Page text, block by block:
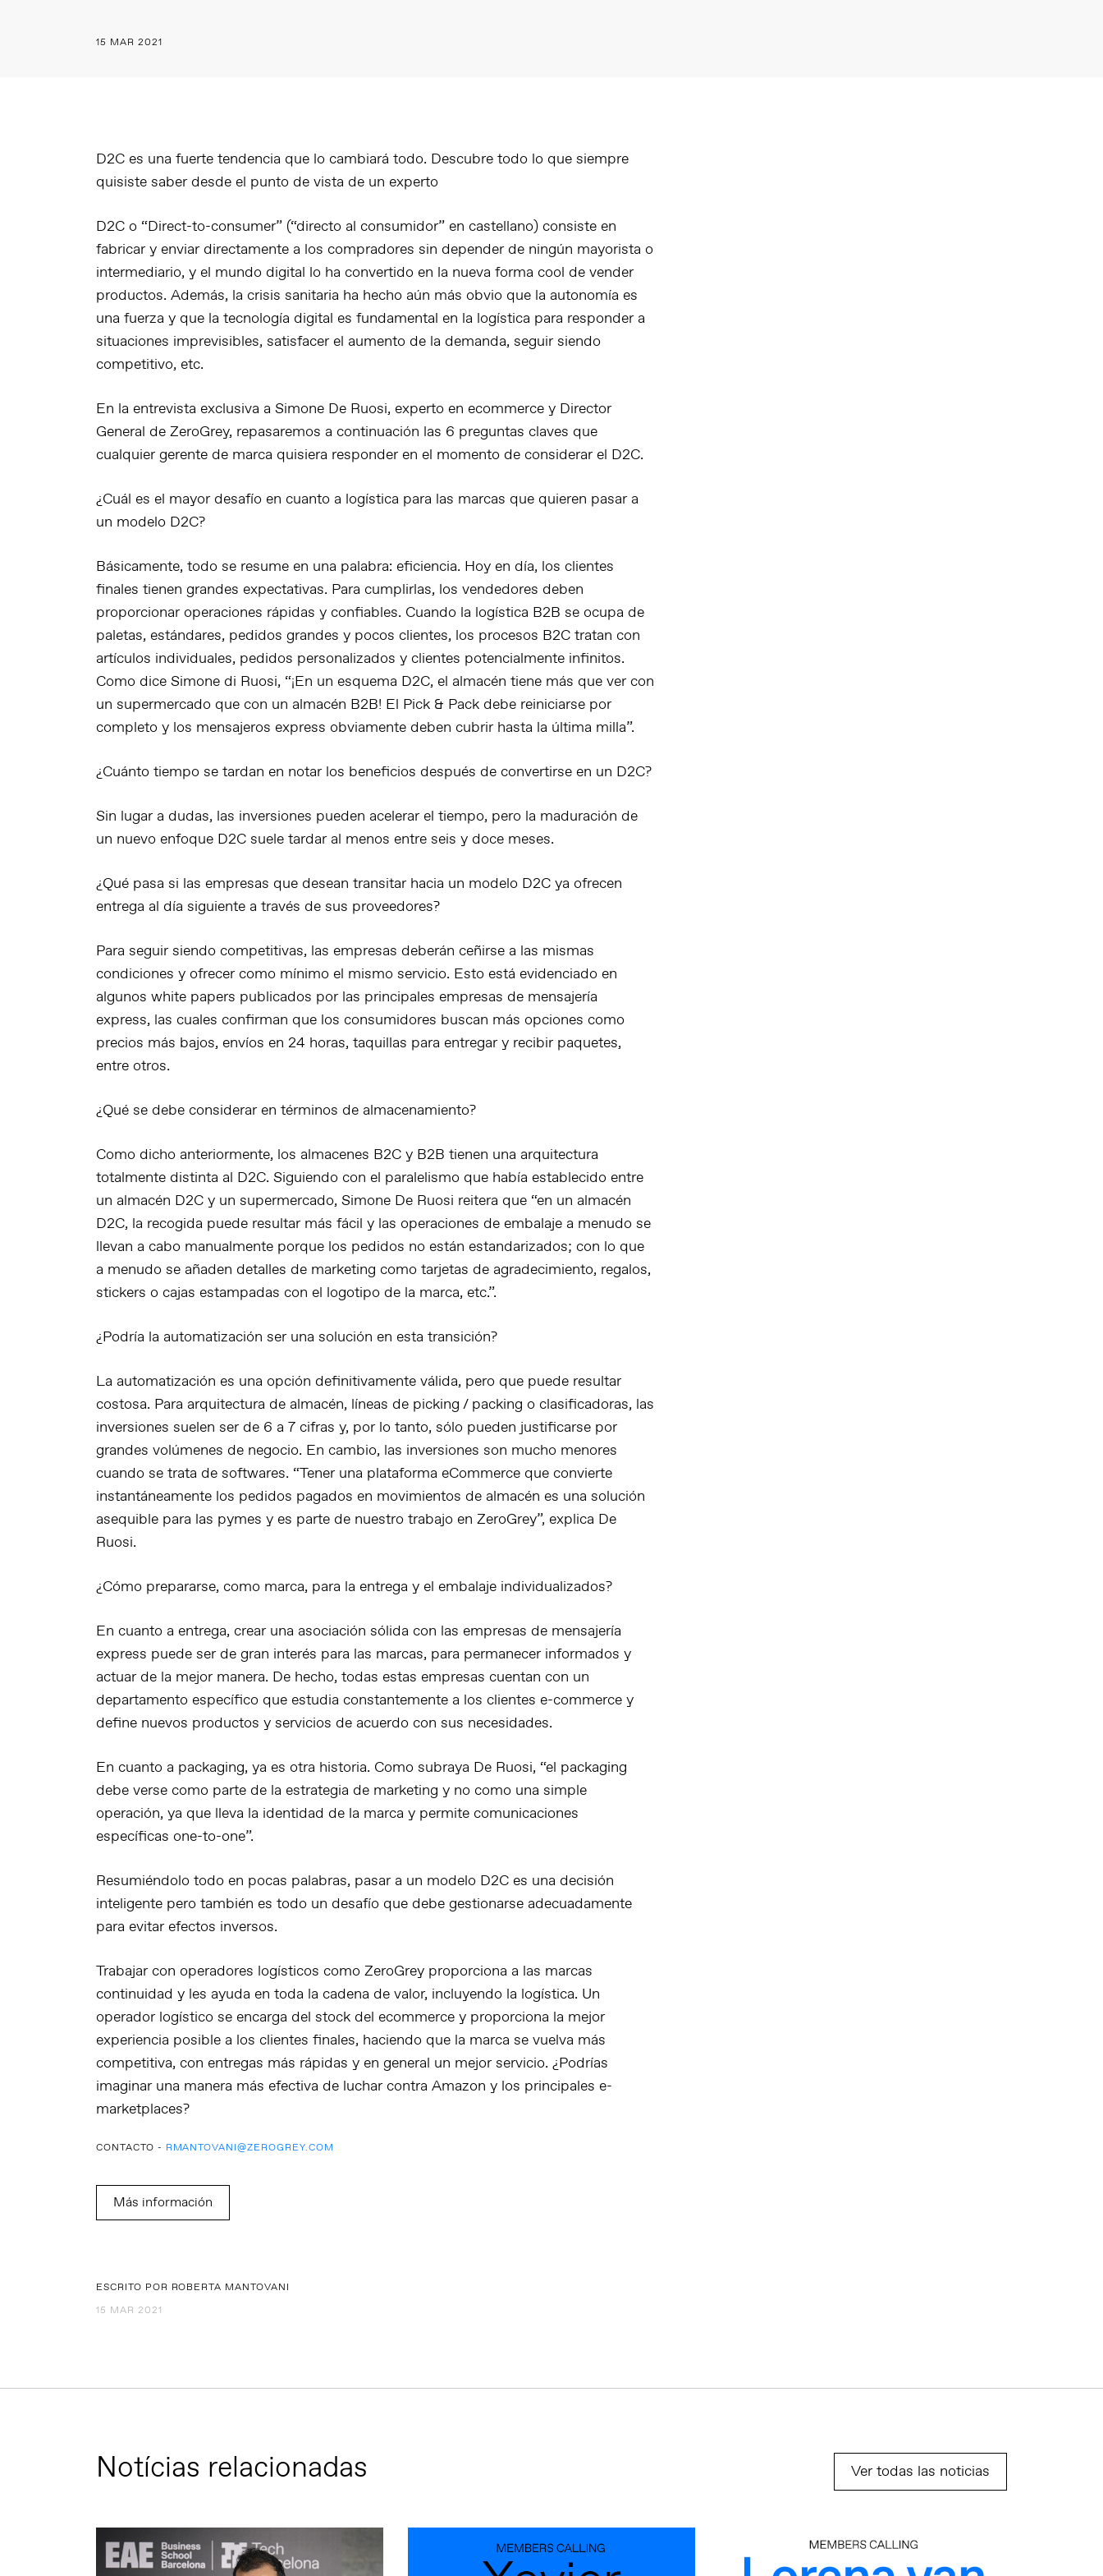
15 MAR 2021
D2C es una fuerte tendencia que lo cambiará todo. Descubre todo lo que siempre
quisiste saber desde el punto de vista de un experto
D2C o “Direct-to-consumer” (“directo al consumidor” en castellano) consiste en
fabricar y enviar directamente a los compradores sin depender de ningún mayorista o
intermediario, y el mundo digital lo ha convertido en la nueva forma cool de vender
productos. Además, la crisis sanitaria ha hecho aún más obvio que la autonomía es
una fuerza y que la tecnología digital es fundamental en la logística para responder a
situaciones imprevisibles, satisfacer el aumento de la demanda, seguir siendo
competitivo, etc.
En la entrevista exclusiva a Simone De Ruosi, experto en ecommerce y Director
General de ZeroGrey, repasaremos a continuación las 6 preguntas claves que
cualquier gerente de marca quisiera responder en el momento de considerar el D2C.
¿Cuál es el mayor desafío en cuanto a logística para las marcas que quieren pasar a
un modelo D2C?
Básicamente, todo se resume en una palabra: eficiencia. Hoy en día, los clientes
finales tienen grandes expectativas. Para cumplirlas, los vendedores deben
proporcionar operaciones rápidas y confiables. Cuando la logística B2B se ocupa de
paletas, estándares, pedidos grandes y pocos clientes, los procesos B2C tratan con
artículos individuales, pedidos personalizados y clientes potencialmente infinitos.
Como dice Simone di Ruosi, “¡En un esquema D2C, el almacén tiene más que ver con
un supermercado que con un almacén B2B! El Pick & Pack debe reiniciarse por
completo y los mensajeros express obviamente deben cubrir hasta la última milla”.
¿Cuánto tiempo se tardan en notar los beneficios después de convertirse en un D2C?
Sin lugar a dudas, las inversiones pueden acelerar el tiempo, pero la maduración de
un nuevo enfoque D2C suele tardar al menos entre seis y doce meses.
¿Qué pasa si las empresas que desean transitar hacia un modelo D2C ya ofrecen
entrega al día siguiente a través de sus proveedores?
Para seguir siendo competitivas, las empresas deberán ceñirse a las mismas
condiciones y ofrecer como mínimo el mismo servicio. Esto está evidenciado en
algunos white papers publicados por las principales empresas de mensajería
express, las cuales confirman que los consumidores buscan más opciones como
precios más bajos, envíos en 24 horas, taquillas para entregar y recibir paquetes,
entre otros.
¿Qué se debe considerar en términos de almacenamiento?
Como dicho anteriormente, los almacenes B2C y B2B tienen una arquitectura
totalmente distinta al D2C. Siguiendo con el paralelismo que había establecido entre
un almacén D2C y un supermercado, Simone De Ruosi reitera que “en un almacén
D2C, la recogida puede resultar más fácil y las operaciones de embalaje a menudo se
llevan a cabo manualmente porque los pedidos no están estandarizados; con lo que
a menudo se añaden detalles de marketing como tarjetas de agradecimiento, regalos,
stickers o cajas estampadas con el logotipo de la marca, etc.”.
¿Podría la automatización ser una solución en esta transición?
La automatización es una opción definitivamente válida, pero que puede resultar
costosa. Para arquitectura de almacén, líneas de picking / packing o clasificadoras, las
inversiones suelen ser de 6 a 7 cifras y, por lo tanto, sólo pueden justificarse por
grandes volúmenes de negocio. En cambio, las inversiones son mucho menores
cuando se trata de softwares. “Tener una plataforma eCommerce que convierte
instantáneamente los pedidos pagados en movimientos de almacén es una solución
asequible para las pymes y es parte de nuestro trabajo en ZeroGrey”, explica De
Ruosi.
¿Cómo prepararse, como marca, para la entrega y el embalaje individualizados?
En cuanto a entrega, crear una asociación sólida con las empresas de mensajería
express puede ser de gran interés para las marcas, para permanecer informados y
actuar de la mejor manera. De hecho, todas estas empresas cuentan con un
departamento específico que estudia constantemente a los clientes e-commerce y
define nuevos productos y servicios de acuerdo con sus necesidades.
En cuanto a packaging, ya es otra historia. Como subraya De Ruosi, “el packaging
debe verse como parte de la estrategia de marketing y no como una simple
operación, ya que lleva la identidad de la marca y permite comunicaciones
específicas one-to-one”.
Resumiéndolo todo en pocas palabras, pasar a un modelo D2C es una decisión
inteligente pero también es todo un desafío que debe gestionarse adecuadamente
para evitar efectos inversos.
Trabajar con operadores logísticos como ZeroGrey proporciona a las marcas
continuidad y les ayuda en toda la cadena de valor, incluyendo la logística. Un
operador logístico se encarga del stock del ecommerce y proporciona la mejor
experiencia posible a los clientes finales, haciendo que la marca se vuelva más
competitiva, con entregas más rápidas y en general un mejor servicio. ¿Podrías
imaginar una manera más efectiva de luchar contra Amazon y los principales e-
marketplaces?
CONTACTO - RMANTOVANI@ZEROGREY.COM
Más información
ESCRITO POR ROBERTA MANTOVANI
15 MAR 2021
Notícias relacionadas Ver todas las noticias